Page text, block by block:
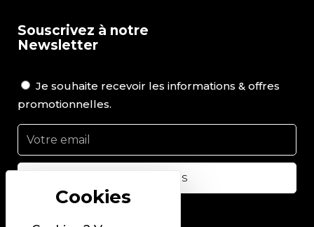
Souscrivez à notre
Newsletter
Je souhaite recevoir les informations & offres
promotionnelles.
Suivez-nous sur